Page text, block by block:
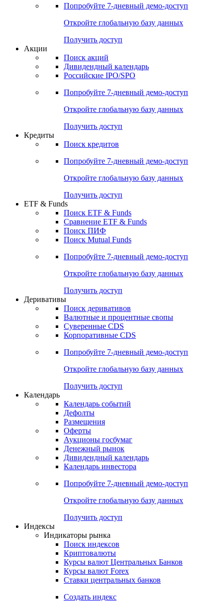
Cbonds Pages
Опросы
Попробуйте7-дневный
Откройте глобальную базу данных
Получить доступ
Поиск акций
Российские IPO/SPO
Попробуйте7-дневный
Откройте глобальную базу данных
Получить доступ
Поиск кредитов
Попробуйте7-дневный
Откройте глобальную базу данных
Получить доступ
ETF & Funds
Сравнение ETF & Funds
Поиск Mutual Funds
Попробуйте7-дневный
Откройте глобальную базу данных
Получить доступ
Деривативы
Валютные и процентные свопы
Корпоративные CDS
Попробуйте7-дневный
Откройте глобальную базу данных
Получить доступ
Календарь
Календарь событий
Дефолты
Размещения
Оферты
Денежный рынок
Календарь инвестора
Попробуйте7-дневный
Откройте глобальную базу данных
Получить доступ
Индикаторы рынка
Поиск индексов
Курсы валют Центральных Банков